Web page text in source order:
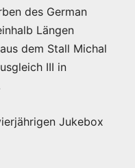
des German
Längen
dem Stall Michal
III in
Jukebox